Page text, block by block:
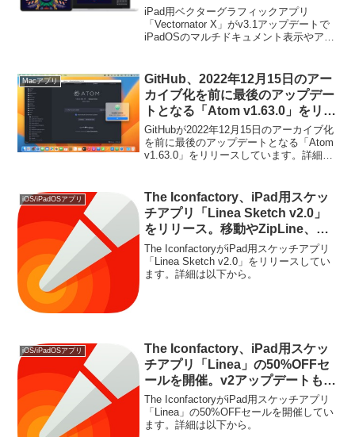
ュメント表示や3GB RAM以上の
iPadでの1000パス・トレース、
CoreMLでの自動ネーミング機能
iPad用ベクターグラフィックアプリ
「Vectornator X」がv3.1アップデートで
iPadOSのマルチドキュメント表示やアー
ーミング機能を追...
Macアプリ
GitHub、2022年12月15日のアー
カイブ化を前に最後のアップデー
トとなる「Atom v1.63.0」をリリ
ース。
GitHubが2022年12月15日のアーカイブ化
を前に最後のアップデートとなる「Atom
v1.63.0」をリリースしています。詳細は
iOS/iPadOSアプリ
The Iconfactory、iPad用スケッ
チアプリ「Linea Sketch v2.0」
をリリース。移動やZipLine、ポ
ートレートモードをサポート。
The IconfactoryがiPad用スケッチアプリ
「Linea Sketch v2.0」をリリースしてい
ます。詳細は以下から。
iOS/iPadOSアプリ
The Iconfactory、iPad用スケッ
チアプリ「Linea」の50%OFFセ
ールを開催。v2アップデートもリ
リース予定。
The IconfactoryがiPad用スケッチアプリ
「Linea」の50%OFFセールを開催してい
ます。詳細は以下から。